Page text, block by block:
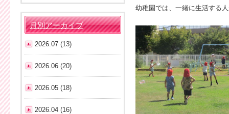
幼稚園では、一緒に生活する
月別アーカイブ
2026.07 (13)
2026.06 (20)
2026.05 (18)
2026.04 (16)